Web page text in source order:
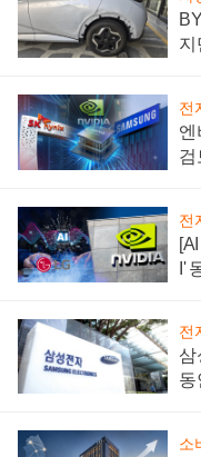
지
전
엔
검
전
I'
전
삼
동
소